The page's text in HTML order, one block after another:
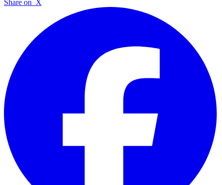
Share on X